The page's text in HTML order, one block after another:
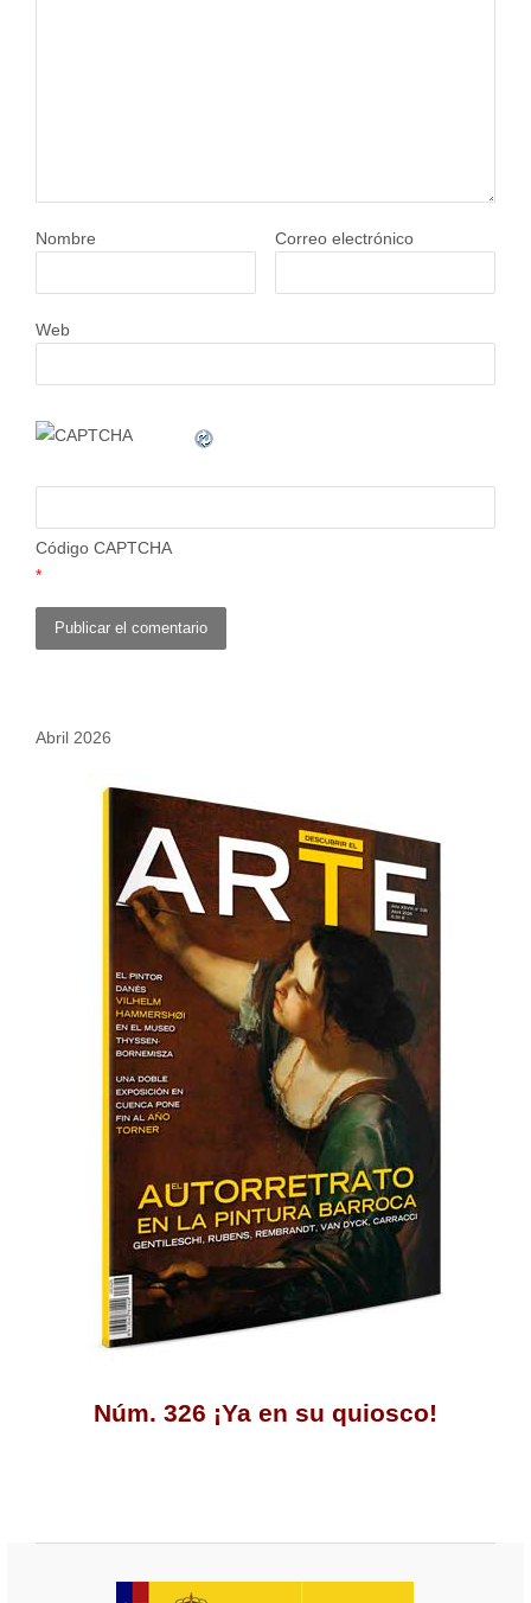
Nombre Correo electrónico
Web
Código CAPTCHA
*
Abril 2026
Núm. 326 ¡Ya en su quiosco!